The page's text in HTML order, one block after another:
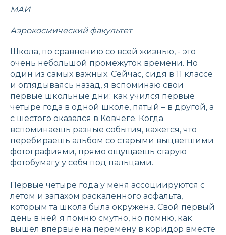
МАИ
Аэрокосмический факультет
Школа, по сравнению со всей жизнью, - это
очень небольшой промежуток времени. Но
один из самых важных. Сейчас, сидя в 11 классе
и оглядываясь назад, я вспоминаю свои
первые школьные дни: как учился первые
четыре года в одной школе, пятый – в другой, а
с шестого оказался в Ковчеге. Когда
вспоминаешь разные события, кажется, что
перебираешь альбом со старыми выцветшими
фотографиями, прямо ощущаешь старую
фотобумагу у себя под пальцами.
Первые четыре года у меня ассоциируются с
летом и запахом раскаленного асфальта,
которым та школа была окружена. Свой первый
день в ней я помню смутно, но помню, как
вышел впервые на перемену в коридор вместе